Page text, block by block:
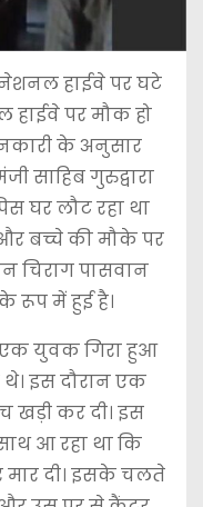
हाईवे पर घटे
पर मौक हो
के अनुसार
साहिब गुरुद्वारा
घर लौट रहा था
बच्चे की मौके पर
चिराग पासवान
रूप में हुई है।
एक युवक गिरा हुआ
इस दौरान एक
खड़ी कर दी। इस
आ रहा था कि
दी। इसके चलते